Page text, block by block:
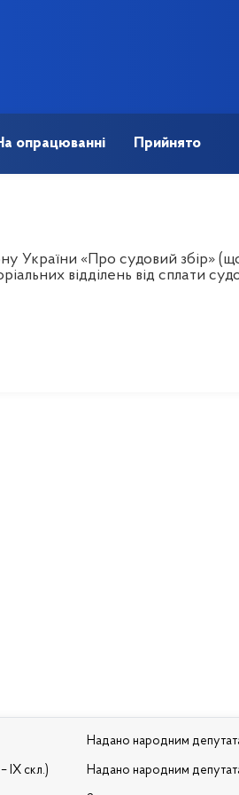
опрацюванні Прийнято
України «Про судовий збір»
відділень від сплати
IX скл.)
Надано народним
Надано народним